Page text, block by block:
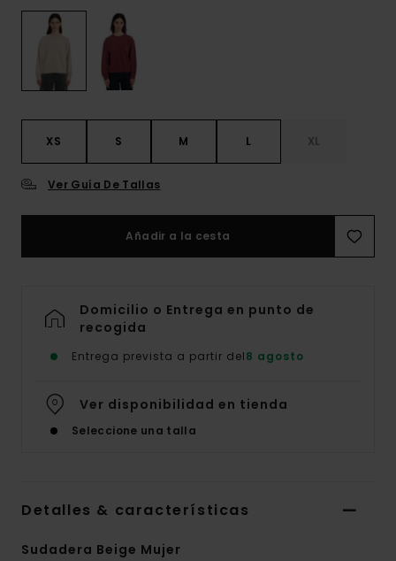
XS S M L XL
Ver Guía De Tallas
Añadir a la cesta
Domicilio o Entrega en punto de
recogida
Entrega prevista a partir del8 agosto
Ver disponibilidad en tienda
Seleccione una talla
Detalles & características
Sudadera Beige Mujer